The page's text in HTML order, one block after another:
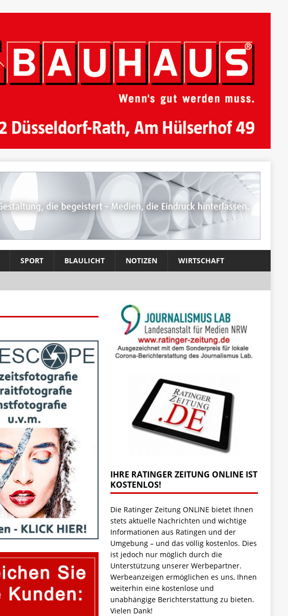
SPORT BLAULICHT NOTIZEN WIRTSCHAFT
IHRE RATINGER ZEITUNG ONLINE IST
KOSTENLOS!
Die Ratinger Zeitung ONLINE bietet Ihnen
stets aktuelle Nachrichten und wichtige
Informationen aus Ratingen und der
Umgebung – und das völlig kostenlos. Dies
ist jedoch nur möglich durch die
Unterstützung unserer Werbepartner.
Werbeanzeigen ermöglichen es uns, Ihnen
weiterhin eine kostenlose und
unabhängige Berichterstattung zu bieten.
Vielen Dank!